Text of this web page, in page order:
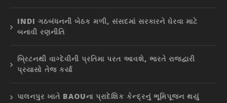
INDI ગઠબંધનની બેઠક મળી, સંસદમાં સરકારને ઘેરવા માટે
બનાવી રણનીતિ
બ્રિટનથી વાગ્દેવીની પ્રતિમા પરત આવશે, ભારતે રાજદ્વારી
પ્રયાસો તેજ કર્યા
પાલનપુર ખાતે BAOUના પ્રાદેશિક કેન્દ્રનું ભૂમિપૂજન થયું